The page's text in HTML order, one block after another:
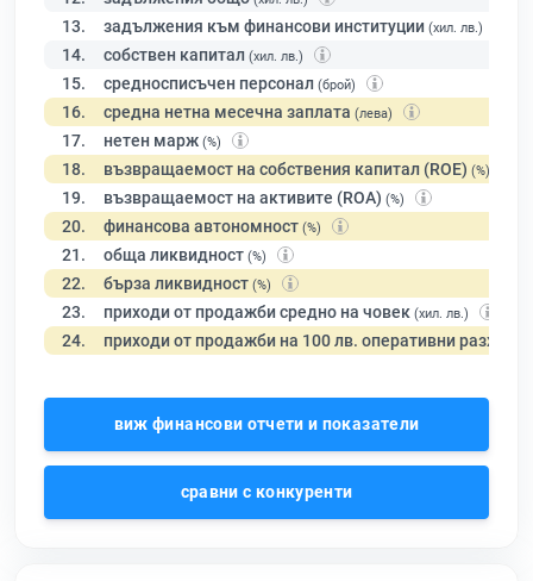
13. задължения към финансови институции (хил. лв.)
14. собствен капитал (хил. лв.)
15. средносписъчен персонал (брой)
16. средна нетна месечна заплата (лева)
17. нетен марж (%)
18. възвращаемост на собствения капитал (ROE) (%)
19. възвращаемост на активите (ROA) (%)
20. финансова автономност (%)
21. обща ликвидност (%)
22. бърза ликвидност (%)
23. приходи от продажби средно на човек (хил. лв.)
24. приходи от продажби на 100 лв. оперативни разходи
виж финансови отчети и показатели
сравни с конкуренти